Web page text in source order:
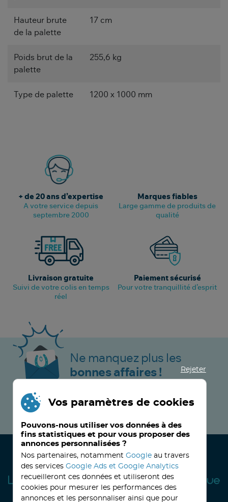
Hauteur brute
de la palette
17 cm
Poids brut de la
palette
255,6 kg
Type de palette 1200 x 1000 mm
+ de 20 ans d’expertise
A votre service depuis
septembre 2000
Marques fiables
Large gamme de produits de
qualité
Livraison gratuite
Suivi de votre colis en temps
réel
Paiement sécurisé
Pour votre tranquillité d’esprit
Ne manquez plus les
bonnes affaires !
JE M’INSCRIS MAINTENANT !
Rejeter
Vos paramètres de cookies
Pouvons-nous utiliser vos données à des
fins statistiques et pour vous proposer des
annonces personnalisées ?
Nos partenaires, notamment Google au travers
des services Google Ads et Google Analytics
recueilleront ces données et utiliseront des
cookies pour mesurer les performances des
annonces et les personnaliser ainsi que pour